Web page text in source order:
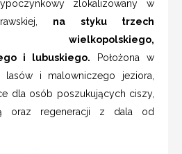
zlokalizowany w
na styku trzech
wielkopolskiego,
i lubuskiego. Położona w
lasów i malowniczego jeziora,
dla osób poszukujących ciszy,
oraz regeneracji z dala od